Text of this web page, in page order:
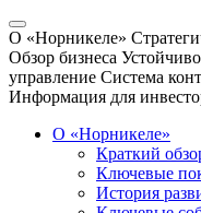
О «Норникеле»
Обзор бизнеса
управление Система
Информация для
О «Норникеле»
Краткий
Ключевые
История